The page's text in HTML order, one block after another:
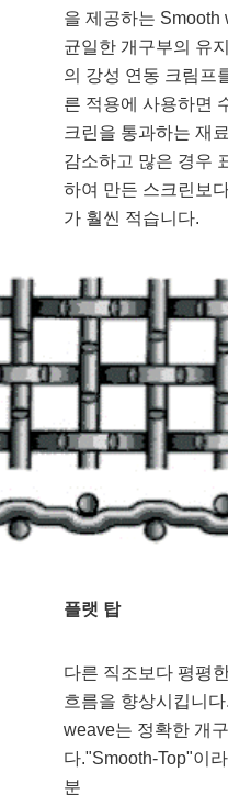
을 제공하는 Smooth
균일한 개구부의 유
의 강성 연동 크림프
른 적용에 사용하면
크린을 통과하는 재
감소하고 많은 경우
하여 만든 스크린보
가 훨씬 적습니다.
플랫 탑
다른 직조보다 평평
흐름을 향상시킵니다
weave는 정확한 개
다."Smooth-Top"이
분